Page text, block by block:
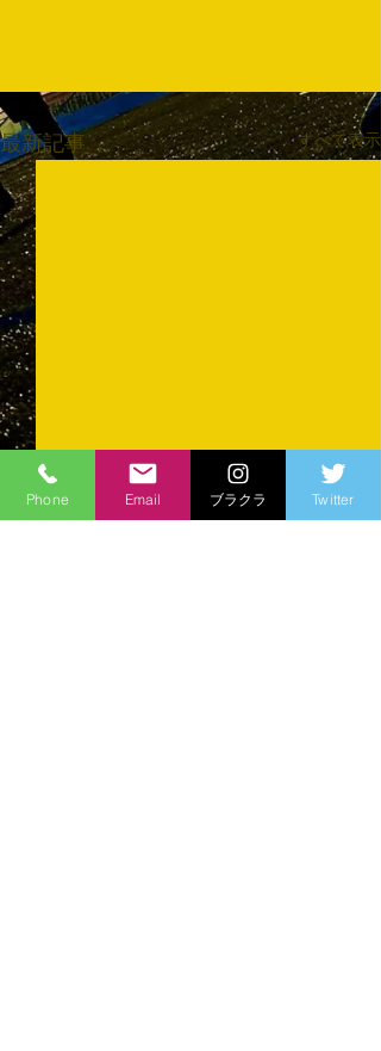
最新記事 すべて表示
Phone Email ブラクラ Twitter